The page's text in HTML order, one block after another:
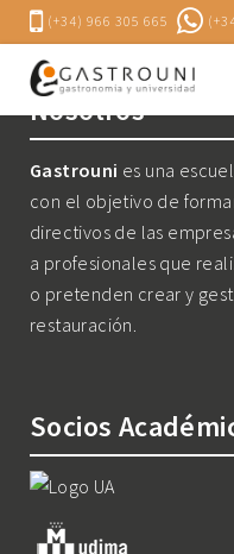
(+34) 966 305 665
Nosotros
Gastrouni es una
con el objetivo de
directivos de las
a profesionales que
o pretenden crear y
restauración.
Socios